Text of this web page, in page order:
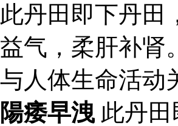
此丹田即下丹田
益气，柔肝补肾
与人体生命活动
陽痿早洩 此丹